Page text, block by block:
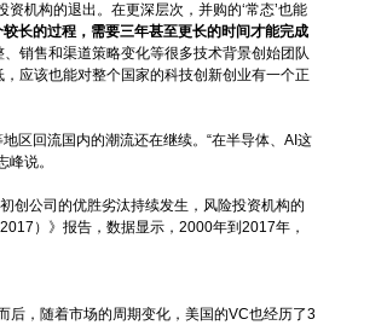
机构的退出。在更深层次，并购的‘常态’也能
长的过程，需要三年甚至更长的时间才能完成
销售和渠道策略变化等很多技术背景创始团队
应该也能对整个国家的科技创新创业有一个正
区回流国内的潮流还在继续。“在半导体、AI这
说。
创公司的优胜劣汰持续发生，风险投资机构的
）》报告，数据显示，2000年到2017年，
后，随着市场的周期变化，美国的VC也经历了3